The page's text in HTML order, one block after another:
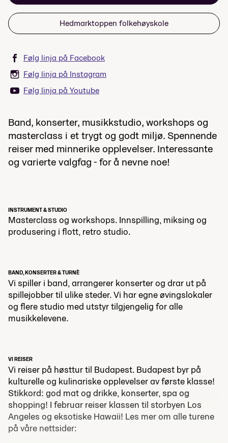
Hedmarktoppen folkehøyskole
Følg linja på Facebook
Følg linja på Instagram
Følg linja på Youtube
Band, konserter, musikkstudio, workshops og
masterclass i et trygt og godt miljø. Spennende
reiser med minnerike opplevelser. Interessante
og varierte valgfag - for å nevne noe!
INSTRUMENT & STUDIO
Masterclass og workshops. Innspilling, miksing og
produsering i flott, retro studio.
BAND, KONSERTER & TURNÈ
Vi spiller i band, arrangerer konserter og drar ut på
spillejobber til ulike steder. Vi har egne øvingslokaler
og flere studio med utstyr tilgjengelig for alle
musikkelevene.
VI REISER
Vi reiser på høsttur til Budapest. Budapest byr på
kulturelle og kulinariske opplevelser av første klasse!
Stikkord: god mat og drikke, konserter, spa og
shopping! I februar reiser klassen til storbyen Los
Angeles og eksotiske Hawaii! Les mer om alle turene
på våre nettsider: